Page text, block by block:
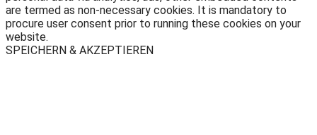
are termed as non-necessary cookies. It is mandatory to
procure user consent prior to running these cookies on your
website.
SPEICHERN & AKZEPTIEREN